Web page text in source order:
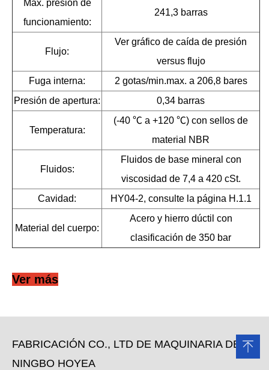
Máx. presión de
funcionamiento:
241,3 barras
Flujo:
Ver gráfico de caída de presión
versus flujo
Fuga interna:
2 gotas/min.max. a 206,8 bares
Presión de apertura:
0,34 barras
Temperatura:
(-40 ℃ a +120 ℃) ​​con sellos de
material NBR
Fluidos:
Fluidos de base mineral con
viscosidad de 7,4 a 420 cSt.
Cavidad:
HY04-2, consulte la página H.1.1
Material del cuerpo:
Acero y hierro dúctil con
clasificación de 350 bar
Ver más
FABRICACIÓN CO., LTD DE MAQUINARIA DE
NINGBO HOYEA